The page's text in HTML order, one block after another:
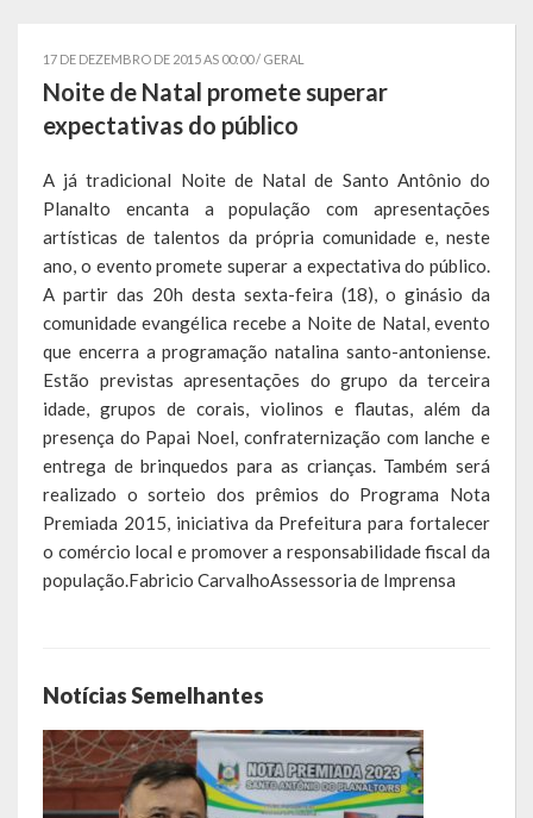
Administração
Administrações Anteriores
Secretarias
Estrutura e Competências
Educação e Cultura
Saúde e Assistência Social
Desenvolvimento, Indústria, Comércio, Turismo, Trânsito e
Serviços Urbanos
Cultura e Turismo
Calendário de Eventos
Publicações
Conselhos Municipais
Planos
17 DE DEZEMBRO DE 2015 AS 00:00 / GERAL
Noite de Natal promete superar
expectativas do público
A já tradicional Noite de Natal de Santo Antônio do
Planalto encanta a população com apresentações
artísticas de talentos da própria comunidade e, neste
ano, o evento promete superar a expectativa do público.
A partir das 20h desta sexta-feira (18), o ginásio da
comunidade evangélica recebe a Noite de Natal, evento
que encerra a programação natalina santo-antoniense.
Estão previstas apresentações do grupo da terceira
idade, grupos de corais, violinos e flautas, além da
presença do Papai Noel, confraternização com lanche e
entrega de brinquedos para as crianças. Também será
realizado o sorteio dos prêmios do Programa Nota
Premiada 2015, iniciativa da Prefeitura para fortalecer
o comércio local e promover a responsabilidade fiscal da
população.Fabricio CarvalhoAssessoria de Imprensa
Notícias Semelhantes